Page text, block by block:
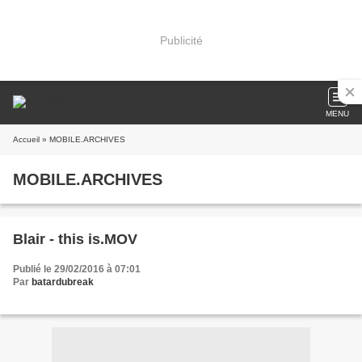
Publicité
MENU
Accueil » MOBILE.ARCHIVES
MOBILE.ARCHIVES
Blair - this is.MOV
Publié le 29/02/2016 à 07:01
Par batardubreak